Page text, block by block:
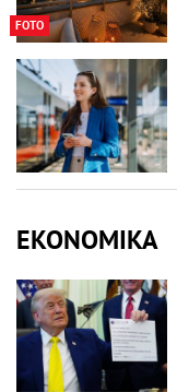
FOTO
EKONOMIKA